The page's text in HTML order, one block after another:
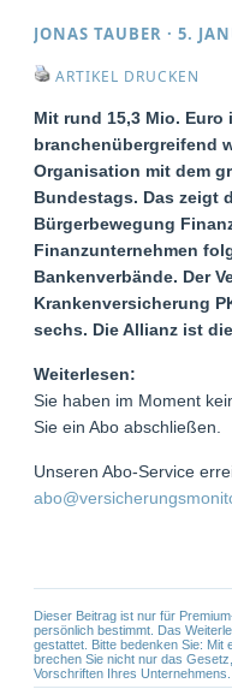
JONAS TAUBER ·5.
ARTIKEL DRUCKEN
Mit rund 15,3 Mio. Euro
branchenübergreifend
Organisation mit dem
Bundestags. Das zeigt
Bürgerbewegung
Finanzunternehmen
Bankenverbände. Der
Krankenversicherung
sechs. Die Allianz ist
Weiterlesen:
Sie haben im Moment
Sie ein Abo abschließen.
Unseren Abo-Service
Dieser Beitrag ist nur für
persönlich bestimmt. Das
gestattet. Bitte bedenken Sie: Mit
brechen Sie nicht nur das
Vorschriften Ihres Unternehmens.